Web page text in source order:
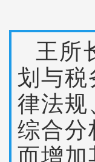
王所
划与
律法
综合
而增加